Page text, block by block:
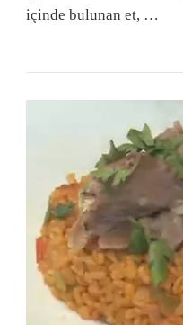
içinde bulunan et, …